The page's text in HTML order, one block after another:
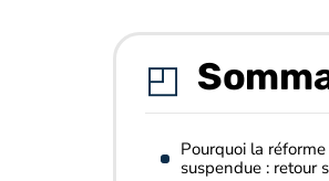
Pourquoi la
suspendue : retour